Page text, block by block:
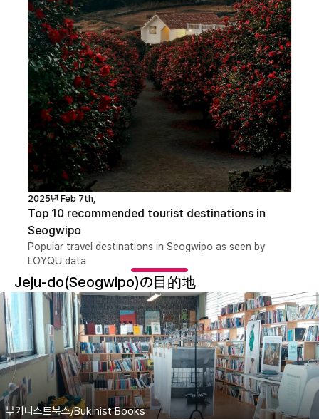
2025년 Feb 7th,
Top 10 recommended tourist destinations in
Seogwipo
Popular travel destinations in Seogwipo as seen by
LOYQU data
Jeju-do(Seogwipo)の目的地
부키니스트북스/Bukinist Books